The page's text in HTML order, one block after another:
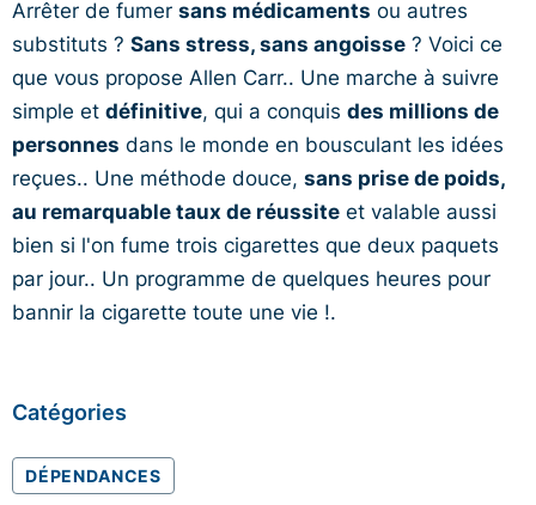
Arrêter de fumer sans médicaments ou autres
substituts ? Sans stress, sans angoisse ? Voici ce
que vous propose Allen Carr.. Une marche à suivre
simple et définitive, qui a conquis des millions de
personnes dans le monde en bousculant les idées
reçues.. Une méthode douce, sans prise de poids,
au remarquable taux de réussite et valable aussi
bien si l'on fume trois cigarettes que deux paquets
par jour.. Un programme de quelques heures pour
bannir la cigarette toute une vie !.
Catégories
DÉPENDANCES